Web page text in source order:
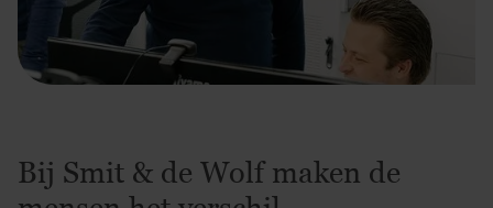
Bij Smit & de Wolf maken de